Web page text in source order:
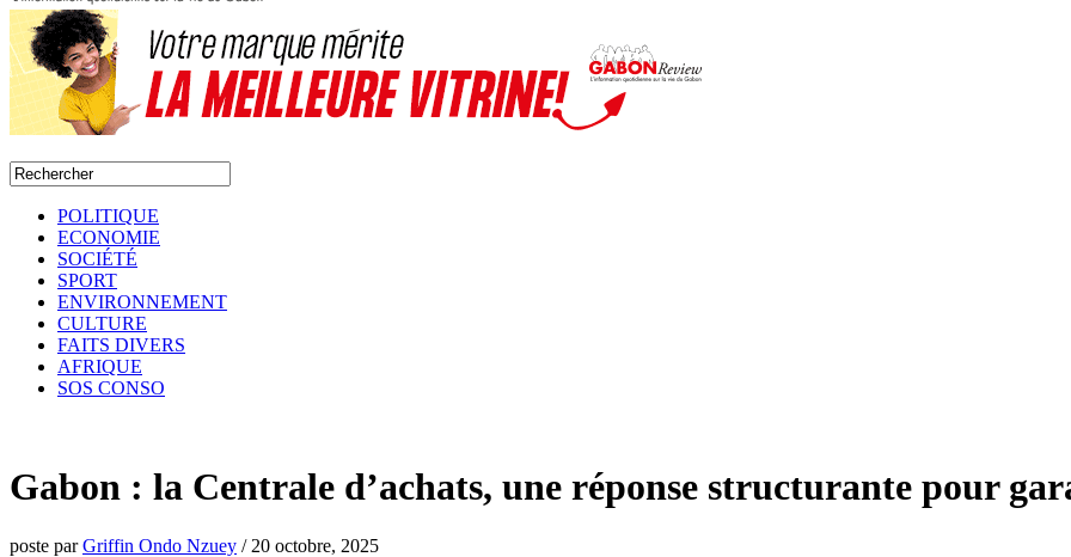
POLITIQUE
ECONOMIE
SOCIÉTÉ
SPORT
ENVIRONNEMENT
CULTURE
FAITS DIVERS
AFRIQUE
SOS CONSO
Gabon : la Centrale d’achats, une réponse structurante pour
poste parGriffin Ondo Nzuey / 20 octobre, 2025